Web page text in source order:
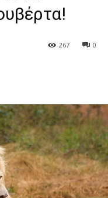
0
267